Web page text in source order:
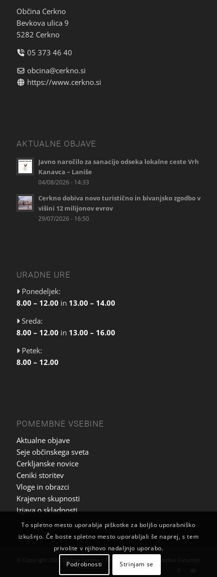
Občina Cerkno
Bevkova ulica 9
5282 Cerkno
05 373 46 40
obcina@cerkno.si
https://www.cerkno.si
AKTUALNE OBJAVE
Javno naročilo za sanacijo odseka lokalne ceste Vrh
Kanavca – Laniše
04/08/2026 - 14:33
Cerkno dobiva novo turistično in bivanjsko zgodbo v
višini 12 milijonov evrov
29/07/2026 - 16:50
URADNE URE
Ponedeljek:
8.00 – 12.00 in 13.00 – 14.00
Sreda:
8.00 – 12.00 in 13.00 – 16.00
Petek:
8.00 – 12.00
POMEMBNE VSEBINE
Aktualne objave
Seje občinskega sveta
Cerkljanske novice
Ceniki storitev
Vloge in obrazci
Krajevne skupnosti
Izjava o skladnosti
© Copyright 2023 Občina Cerkno | Grafična zasnova in izvedba: Futurion
To spletno mesto uporablja piškotke za boljšo uporabniško
izkušnjo. Če boste spletno mesto uporabljali še naprej, s tem
privolite v njihovo nadaljnjo uporabo.
Podrobnosti
Strinjam se